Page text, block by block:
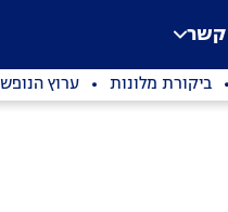
קשר
ביקורת מלונות ערוץ הנופש